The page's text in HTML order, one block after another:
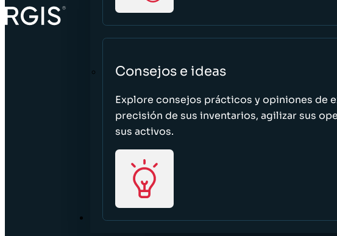
Consejos e ideas
Explore consejos prácticos y opiniones de
precisión de sus inventarios, agilizar sus
sus activos.
ACERCA DE